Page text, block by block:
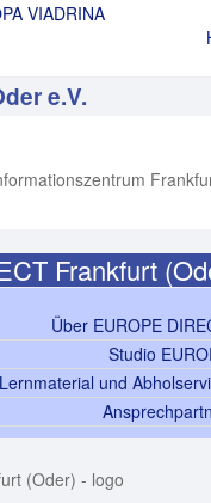
e.V.
Frankfurt
Über EUROPE
Studio
und